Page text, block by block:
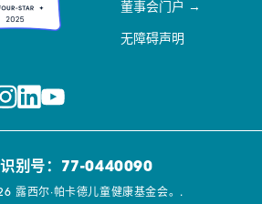
董事会门户
无障碍声明
别号：77-0440090
露西尔·帕卡德儿童健康基金会。.